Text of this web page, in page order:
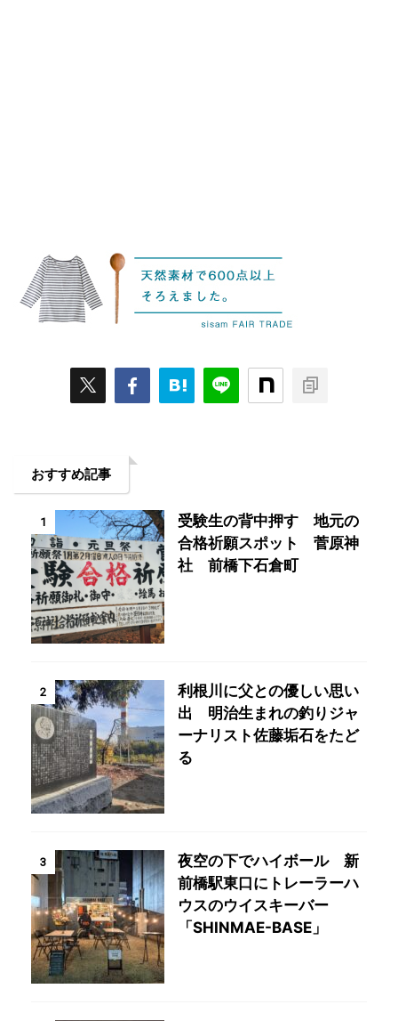
おすすめ記事
1
受験生の背中押す 地元の
合格祈願スポット 菅原神
社 前橋下石倉町
2
利根川に父との優しい思い
出 明治生まれの釣りジャ
ーナリスト佐藤垢石をたど
る
3
夜空の下でハイボール 新
前橋駅東口にトレーラーハ
ウスのウイスキーバー
「SHINMAE-BASE」